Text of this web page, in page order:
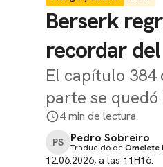
Berserk
recordar
El capítulo 384
parte se
4 min de lectura
PS Pedro Sobreiro
Traducido deOmelete
12.06.2026, a las 11H16.